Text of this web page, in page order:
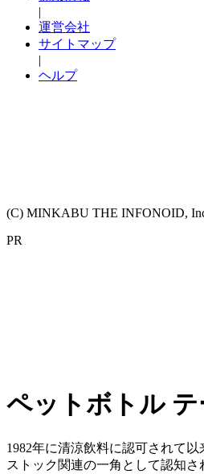
|
運営会社
サイトマップ
|
ヘルプ
(C) MINKABU THE INFONOID,
PR
ペットボトル
1982年に清涼飲料に認可されて
ストック関連の一角として認知